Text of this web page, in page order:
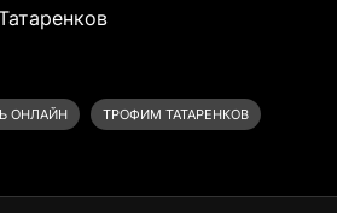
ОНЛАЙН ТРОФИМ ТАТАРЕНКОВ